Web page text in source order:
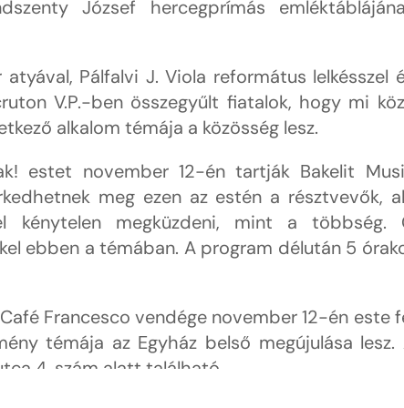
József hercegprímás
Pálfalvi J. Viola református lelkésszel
V.P.-ben összegyűlt fiatalok, hogy mi
alkalom témája a közösség lesz.
estet november 12-én tartják Bakelit
meg ezen az estén a résztvevők,
kénytelen megküzdeni, mint a többség.
ebben a témában. A program délután 5
Francesco vendége november 12-én este
témája az Egyház belső megújulása lesz.
4. szám alatt található.